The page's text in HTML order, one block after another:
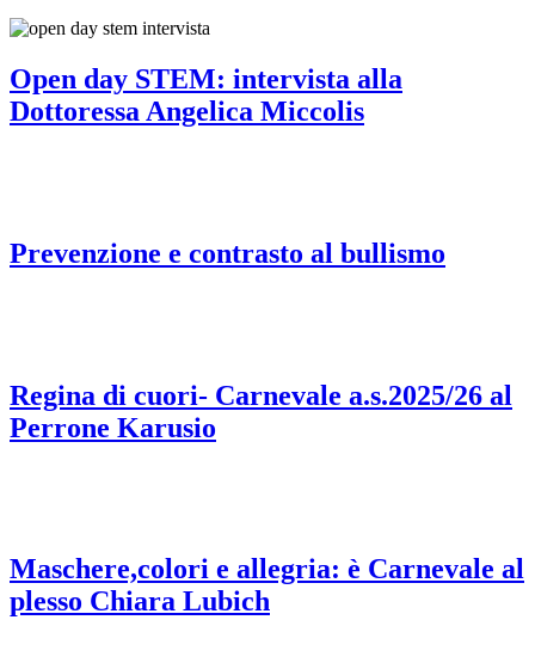
Open day STEM: intervista alla
Dottoressa Angelica Miccolis
Prevenzione e contrasto al bullismo
Regina di cuori- Carnevale a.s.2025/26 al
Perrone Karusio
Maschere,colori e allegria: è Carnevale al
plesso Chiara Lubich